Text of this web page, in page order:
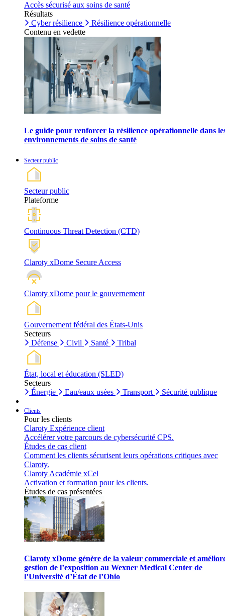
Accès sécurisé aux soins de santé
Résultats
Cyber résilience
Résilience opérationnelle
Contenu en vedette
Le guide pour renforcer la résilience opérationnelle dans
environnements de soins de santé
Secteur public
Secteur public
Plateforme
Continuous Threat Detection (CTD)
Claroty xDome Secure Access
Claroty xDome pour le gouvernement
Gouvernement fédéral des États-Unis
Secteurs
Défense
Civil Santé Tribal
État, local et éducation (SLED)
Secteurs
Énergie
Eau/eaux usées Transport Sécurité publique
Clients
Pour les clients
Claroty Expérience client
Accélérer votre parcours de cybersécurité CPS.
Études de cas client
Comment les clients sécurisent leurs opérations critiques avec
Claroty.
Claroty Académie xCel
Activation et formation pour les clients.
Études de cas présentées
Claroty xDome génère de la valeur commerciale et
gestion de l’exposition au Wexner Medical Center de
l’Université d’État de l’Ohio